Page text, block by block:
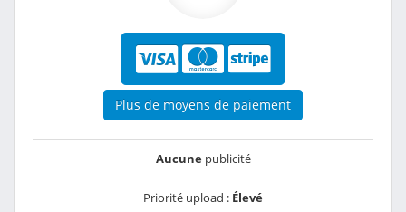
Plus de moyens de paiement
Aucunepublicité
Priorité upload : Élevé